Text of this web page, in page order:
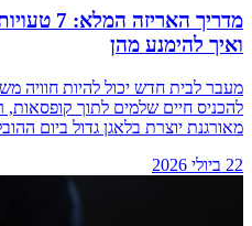
מדריך
ואיך להימנע מהן
מעבר לבית חדש יכול להיות חוויה
להכניס חיים שלמים לתוך
מאורגנת יוצרת בלאגן גדול ביום
22 ביולי 2026